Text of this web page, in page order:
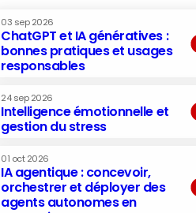
03 sep 2026
ChatGPT et IA génératives :
bonnes pratiques et usages
responsables
24 sep 2026
Intelligence émotionnelle et
gestion du stress
01 oct 2026
IA agentique : concevoir,
orchestrer et déployer des
agents autonomes en